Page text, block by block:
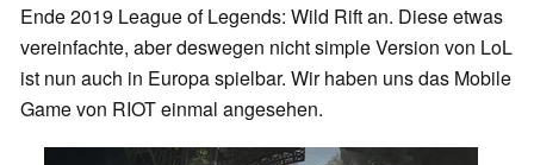
Ende 2019 League of Legends: Wild Rift an. Diese etwas
vereinfachte, aber deswegen nicht simple Version von LoL
ist nun auch in Europa spielbar. Wir haben uns das Mobile
Game von RIOT einmal angesehen.